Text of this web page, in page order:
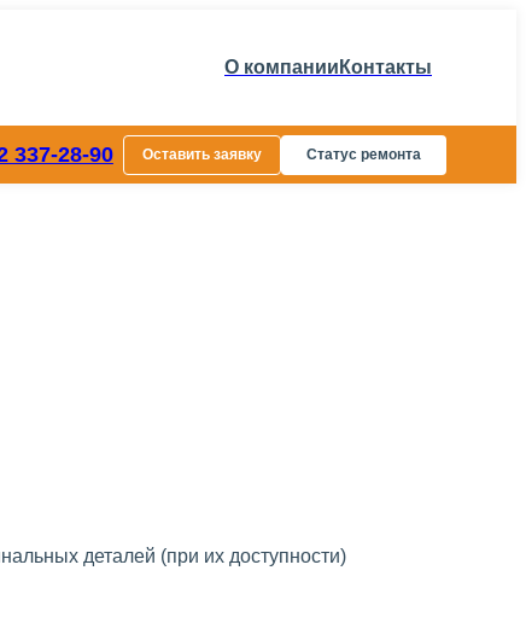
О компании Контакты
337-28-90 Оставить заявку Статус ремонта
деталей (при их доступности)